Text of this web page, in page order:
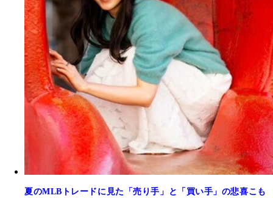
夏のMLBトレードに見た「売り手」と「買い手」の悲喜こも